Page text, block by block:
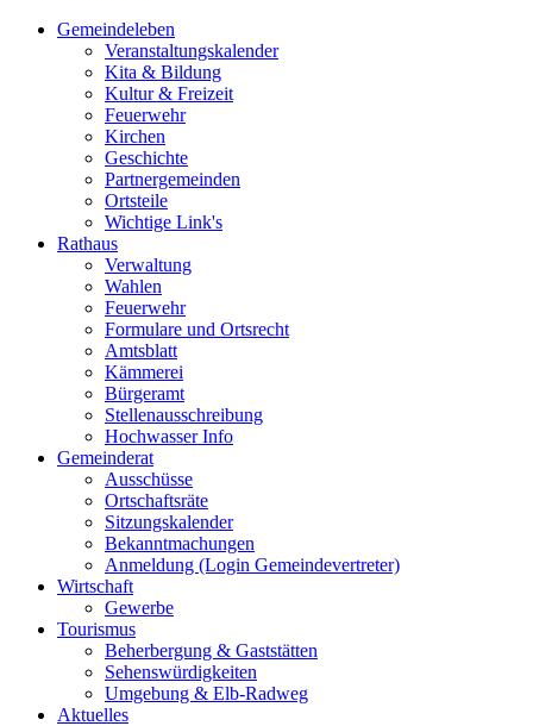
Gemeindeleben
Veranstaltungskalender
Kita & Bildung
Kultur & Freizeit
Feuerwehr
Kirchen
Geschichte
Partnergemeinden
Ortsteile
Wichtige Link's
Rathaus
Verwaltung
Wahlen
Feuerwehr
Formulare und Ortsrecht
Amtsblatt
Kämmerei
Bürgeramt
Stellenausschreibung
Hochwasser Info
Gemeinderat
Ausschüsse
Ortschaftsräte
Sitzungskalender
Bekanntmachungen
Anmeldung (Login Gemeindevertreter)
Wirtschaft
Gewerbe
Tourismus
Beherbergung & Gaststätten
Sehenswürdigkeiten
Umgebung & Elb-Radweg
Aktuelles